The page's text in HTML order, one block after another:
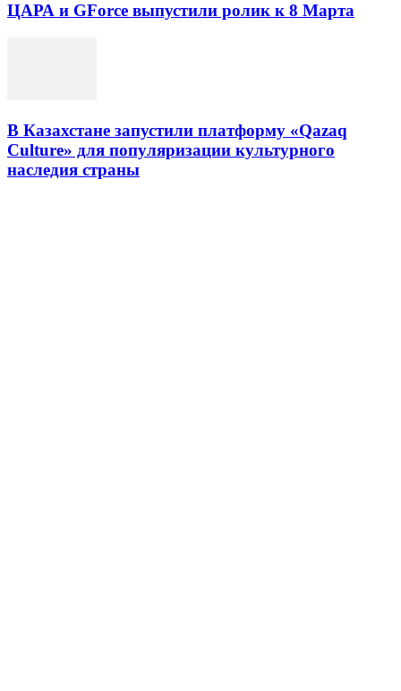
ЦАРА и GForce выпустили ролик к 8 Марта
В Казахстане запустили платформу «Qazaq
Culture» для популяризации культурного
наследия страны